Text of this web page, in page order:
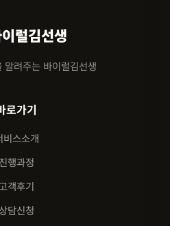
럴김선생
알려주는 바이럴김선생
로가기
비스소개
진행과정
객후기
상담신청